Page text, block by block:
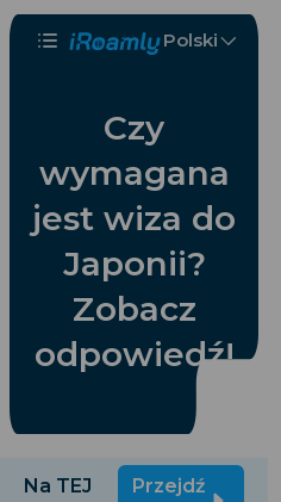
Polski
Czy
wymagana
jest wiza do
Japonii?
Zobacz
odpowiedź!
Na TEJ
Przejdź